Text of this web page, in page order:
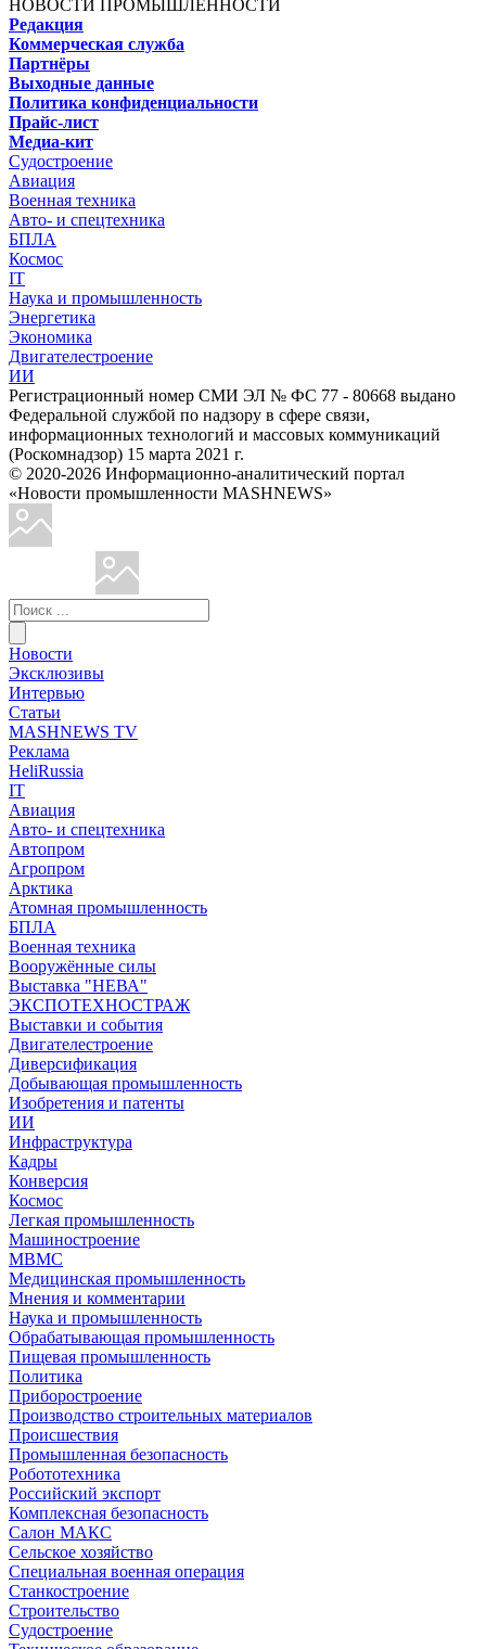
НОВОСТИ ПРОМЫШЛЕННОСТИ
Редакция
Коммерческая служба
Партнёры
Выходные данные
Политика конфиденциальности
Прайс-лист
Медиа-кит
Судостроение
Авиация
Военная техника
Авто- и спецтехника
БПЛА
Космос
IT
Наука и промышленность
Энергетика
Экономика
Двигателестроение
ИИ
Регистрационный номер СМИ ЭЛ № ФС 77 - 80668 выдано
Федеральной службой по надзору в сфере связи,
информационных технологий и массовых коммуникаций
(Роскомнадзор) 15 марта 2021 г.
© 2020-2026 Информационно-аналитический портал
«Новости промышленности MASHNEWS»
Новости
Эксклюзивы
Интервью
Статьи
MASHNEWS TV
Реклама
HeliRussia
IT
Авиация
Авто- и спецтехника
Автопром
Агропром
Арктика
Атомная промышленность
БПЛА
Военная техника
Вооружённые силы
Выставка "НЕВА"
ЭКСПОТЕХНОСТРАЖ
Выставки и события
Двигателестроение
Диверсификация
Добывающая промышленность
Изобретения и патенты
ИИ
Инфраструктура
Кадры
Конверсия
Космос
Легкая промышленность
Машиностроение
МВМС
Медицинская промышленность
Мнения и комментарии
Наука и промышленность
Обрабатывающая промышленность
Пищевая промышленность
Политика
Приборостроение
Производство строительных материалов
Происшествия
Промышленная безопасность
Робототехника
Российский экспорт
Комплексная безопасность
Салон МАКС
Сельское хозяйство
Специальная военная операция
Станкостроение
Строительство
Судостроение